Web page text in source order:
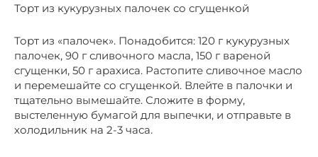
Торт из кукурузных палочек со сгущенкой
Торт из «палочек». Понадобится: 120 г кукурузных
палочек, 90 г сливочного масла, 150 г вареной
сгущенки, 50 г арахиса. Растопите сливочное масло
и перемешайте со сгущенкой. Влейте в палочки и
тщательно вымешайте. Сложите в форму,
выстеленную бумагой для выпечки, и отправьте в
холодильник на 2-3 часа.